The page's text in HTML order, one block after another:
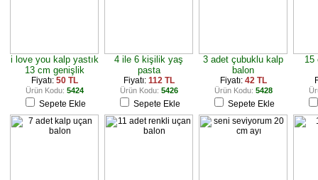
i love you kalp yastık
13 cm genişlik
Fiyatı: 50 TL
Ürün Kodu: 5424
Sepete Ekle
4 ile 6 kişilik yaş
pasta
Fiyatı: 112 TL
Ürün Kodu: 5426
Sepete Ekle
3 adet çubuklu kalp
balon
Fiyatı: 42 TL
Ürün Kodu: 5428
Sepete Ekle
15